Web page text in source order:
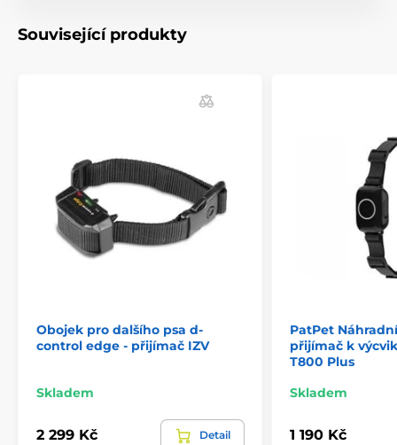
Související produkty
Obojek pro dalšího psa d-
control edge - přijímač IZV
Skladem
2 299 Kč Detail
PatPet
přijímač k
T800 Plus
Skladem
1 190 Kč